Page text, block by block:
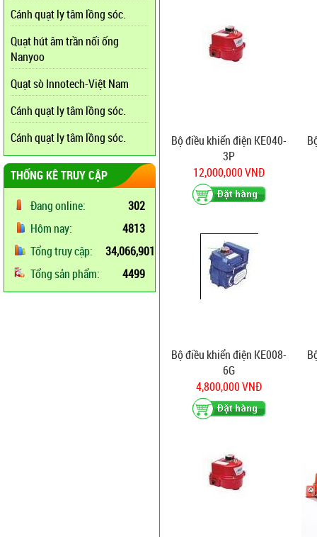
Cánh quạt ly tâm lồng sóc.
Quạt hút âm trần nối ống
Nanyoo
Quạt sò Innotech-Việt Nam
Cánh quạt ly tâm lồng sóc.
Cánh quạt ly tâm lồng sóc.
THỐNG KÊ TRUY CẬP
Đang online:
302
Hôm nay:
4813
Tổng truy cập:
34,066,901
Tổng sản phẩm:
4499
Bộ điều khiển điện KE040-
3P
12,000,000 VNĐ
Bộ điều khiển điện KE008-
6G
4,800,000 VNĐ